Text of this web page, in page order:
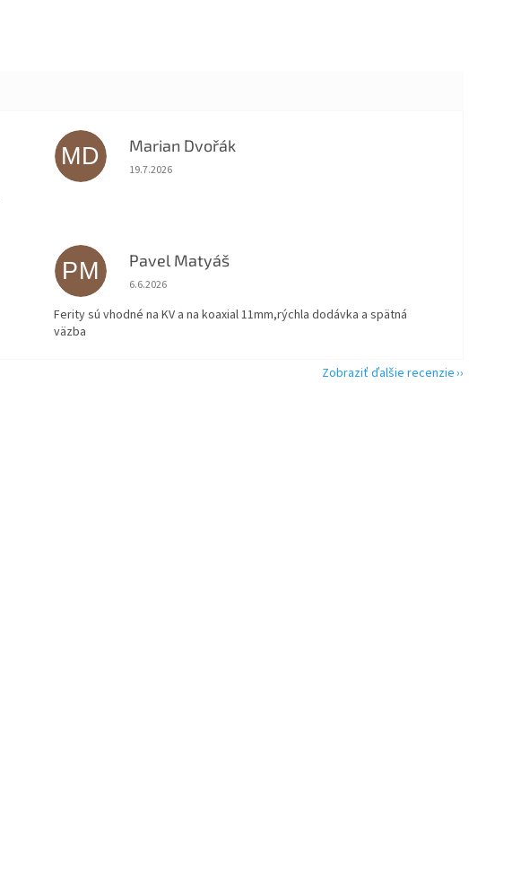
MD Marian Dvořák
Hodnotenie obchodu je 5 z 5 hviezdičiek.
19.7.2026
PM Pavel Matyáš
Hodnotenie obchodu je 5 z 5 hviezdičiek.
6.6.2026
Ferity sú vhodné na KV a na koaxial 11mm,rýchla dodávka a spätná
väzba
Zobraziť ďalšie recenzie